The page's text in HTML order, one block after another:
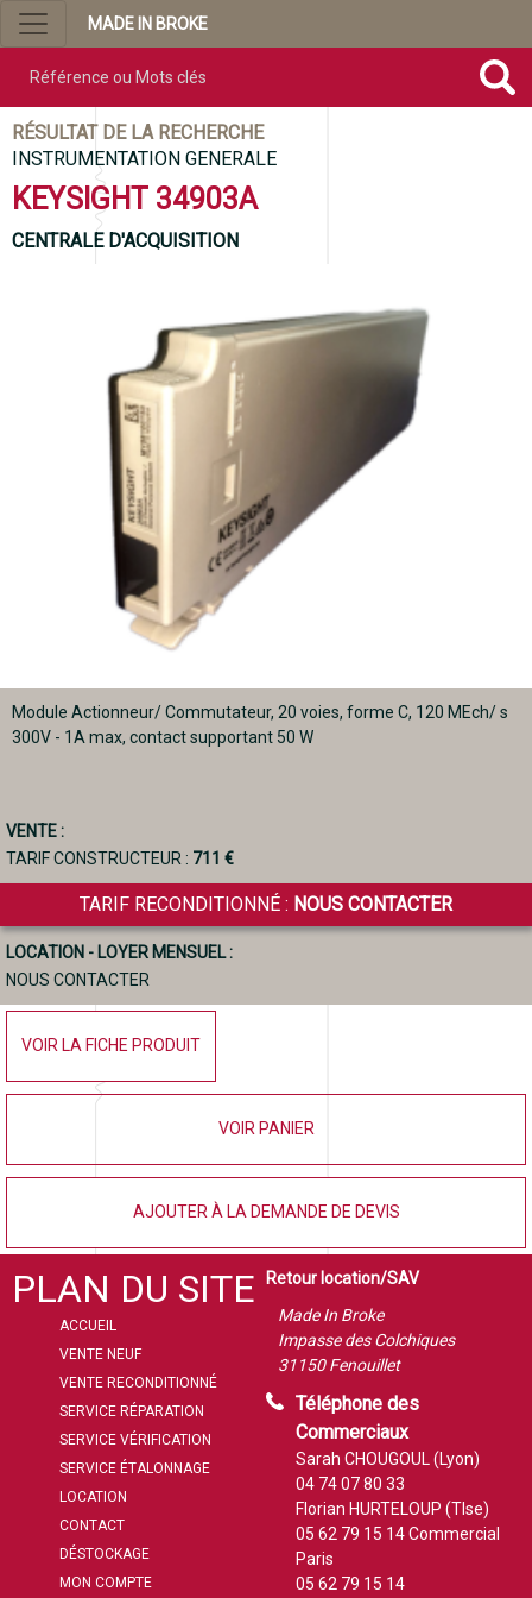
MADE IN BROKE
RÉSULTAT DE LA RECHERCHE
INSTRUMENTATION GENERALE
KEYSIGHT 34903A
CENTRALE D'ACQUISITION
Module Actionneur/ Commutateur, 20 voies, forme C, 120 MEch/ s
300V - 1A max, contact supportant 50 W
VENTE :
TARIF CONSTRUCTEUR : 711 €
TARIF RECONDITIONNÉ : NOUS CONTACTER
LOCATION - LOYER MENSUEL :
NOUS CONTACTER
VOIR LA FICHE PRODUIT
VOIR PANIER
AJOUTER À LA DEMANDE DE DEVIS
PLAN DU SITE
ACCUEIL
VENTE NEUF
VENTE RECONDITIONNÉ
SERVICE RÉPARATION
SERVICE VÉRIFICATION
SERVICE ÉTALONNAGE
LOCATION
CONTACT
DÉSTOCKAGE
MON COMPTE
Retour location/SAV
Made In Broke
Impasse des Colchiques
31150 Fenouillet
Téléphone des
Commerciaux
Sarah CHOUGOUL (Lyon)
04 74 07 80 33
Florian HURTELOUP (Tlse)
05 62 79 15 14Commercial
Paris
05 62 79 15 14